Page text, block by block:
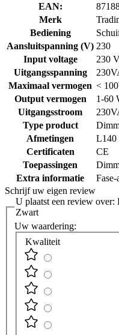
EAN:
Merk
Bediening
Aansluitspanning (V) 230
Input voltage
230
Uitgangsspanning
Maximaal vermogen <
Output vermogen
1-60
Uitgangsstroom
Type product
Afmetingen
L140
Certificaten
CE
Toepassingen
Extra informatie
Schrijf uw eigen review
U plaatst een review over:
Zwart
Uw waardering:
Kwaliteit